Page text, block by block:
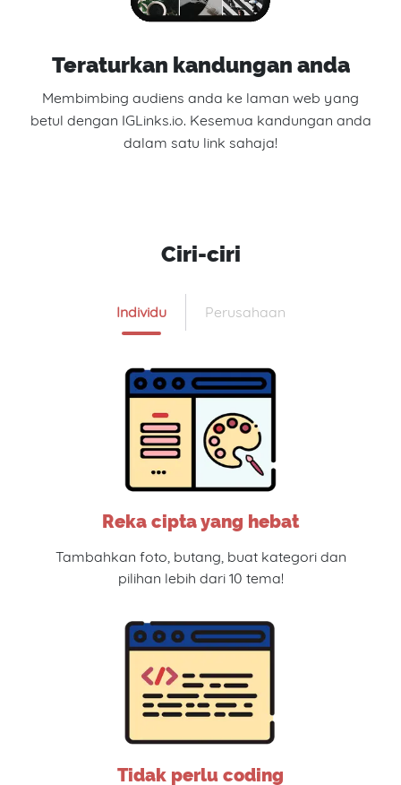
Teraturkan kandungan anda
Membimbing audiens anda ke laman web yang
betul dengan IGLinks.io. Kesemua kandungan anda
dalam satu link sahaja!
Ciri-ciri
Individu Perusahaan
Reka cipta yang hebat
Tambahkan foto, butang, buat kategori dan
pilihan lebih dari 10 tema!
Tidak perlu coding